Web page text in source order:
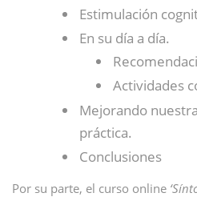
Estimulación
En su día a día.
Actividades
Mejorando
práctica.
Conclusiones
Por su parte, el curso online